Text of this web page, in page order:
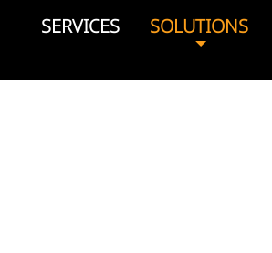
SERVICES SOLUTIONS